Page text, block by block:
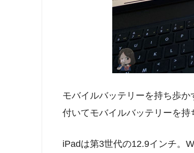
モバイルバッテリーを持ち歩
付いてモバイルバッテリーを持
iPadは第3世代の12.9インチ。